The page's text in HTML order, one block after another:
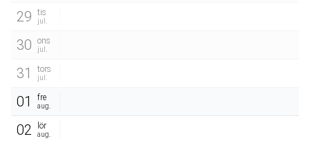
29 tis
jul.
30 ons
jul.
31 tors
jul.
01 fre
aug.
02 lör
aug.